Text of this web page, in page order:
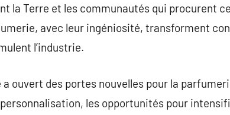
la Terre et les communautés qui procurent
avec leur ingéniosité, transforment
l’industrie.
a ouvert des portes nouvelles pour la
les opportunités pour